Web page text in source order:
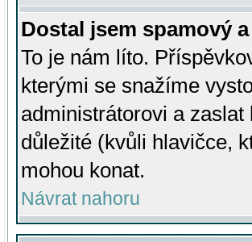
Dostal jsem spamový
To je nám líto.
kterými se snažíme
administrátorovi a
důležité (kvůli hlavičce,
mohou konat.
Návrat nahoru